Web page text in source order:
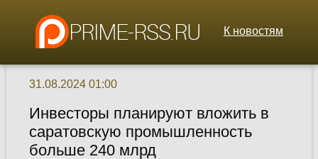
К новостям
31.08.2024 01:00
Инвесторы планируют вложить в
саратовскую промышленность
больше 240 млрд